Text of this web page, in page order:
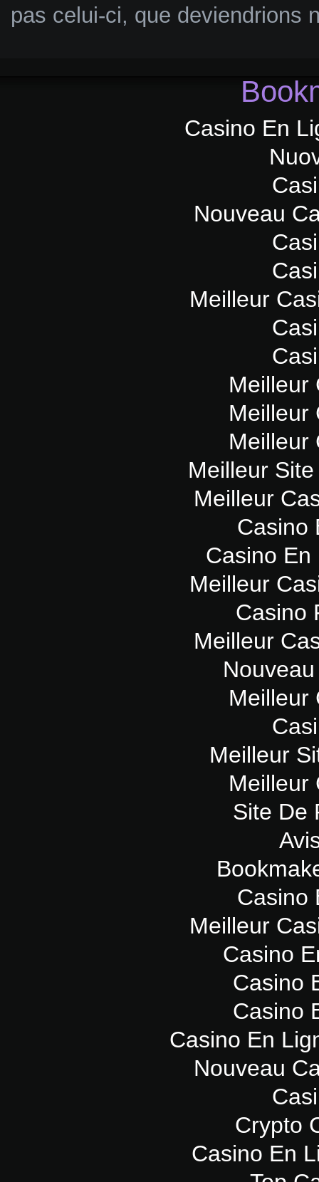
pas celui-ci, que deviendrions
Casino En
Nouveau
Meilleur
Meilleur
Meilleur
Meilleur
Meilleur
Meilleur
Casino
Casino En
Meilleur
Casino
Meilleur
Meilleur
Meilleur
Meilleur
Site De
Casino
Meilleur
Casino
Casino
Casino
Casino En
Nouveau
Crypto
Casino En